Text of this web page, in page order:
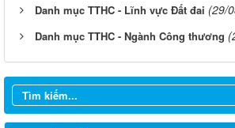
Danh mục TTHC - Lĩnh vực Đất đai (29/
Danh mục TTHC - Ngành Công thương